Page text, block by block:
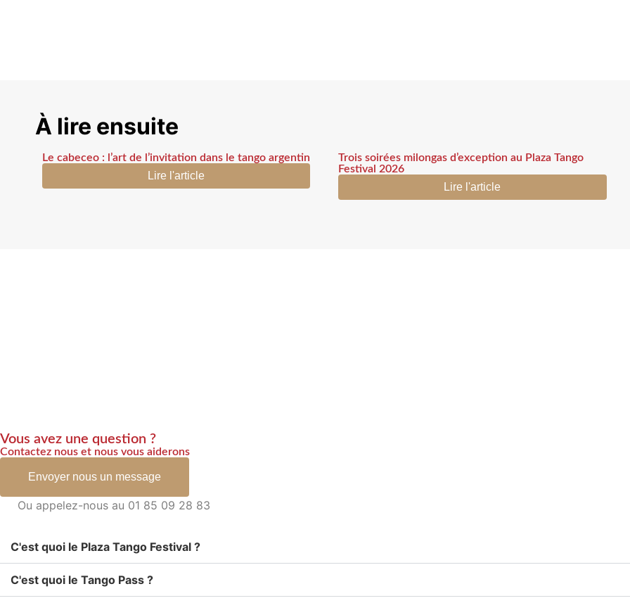
À lire ensuite
Le cabeceo : l’art de l’invitation dans le tango argentin
Lire l'article
Trois soirées milongas d’exception au Plaza Tango
Festival 2026
Lire l'article
Vous avez une question ?
Contactez nous et nous vous aiderons
Envoyer nous un message
Ou appelez-nous au 01 85 09 28 83
C'est quoi le Plaza Tango Festival ?
C'est quoi le Tango Pass ?